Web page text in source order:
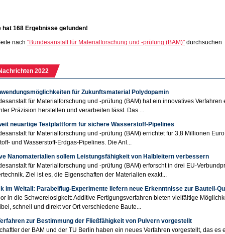
hat 168 Ergebnisse gefunden!
nach "Bundesanstalt für Materialforschung und -prüfung (BAM)" durchsuchen
2022
für Zukunftsmaterial Polydopamin
für Materialforschung und -prüfung (BAM) hat ein innovatives
Präzision herstellen und verarbeiten lässt. Das ...
neuartige Testplattform für sichere Wasserstoff-Pipelines
für Materialforschung und -prüfung (BAM) errichtet für 3,8 Millionen
und Wasserstoff-Erdgas-Pipelines. Die Anl...
Nanomaterialien sollem Leistungsfähigkeit von Halbleitern verbessern
für Materialforschung und -prüfung (BAM) erforscht in drei EU-
Ziel ist es, die Eigenschaften der Materialien exakt...
im Weltall: Parabelflug-Experimente liefern neue Erkenntnisse zur Bauteil-
in die Schwerelosigkeit: Additive Fertigungsverfahren bieten vielfältige
schnell und direkt vor Ort verschiedene Baute...
zur Bestimmung der Fließfähigkeit von Pulvern vorgestellt
der BAM und der TU Berlin haben ein neues Verfahren vorgestellt, das es